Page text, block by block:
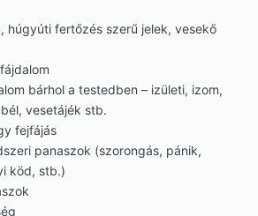
húgyúti fertőzés szerű jelek, vesekő
bárhol a testedben – izületi, izom,
vesetájék stb.
fejfájás
panaszok (szorongás, pánik,
köd, stb.)